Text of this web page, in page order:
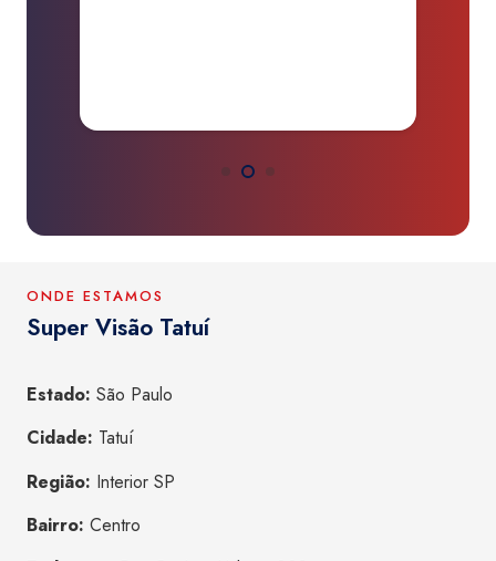
ONDE ESTAMOS
Super Visão Tatuí
Estado: São Paulo
Cidade: Tatuí
Região: Interior SP
Bairro: Centro